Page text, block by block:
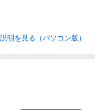
明を見る（パソコン版）